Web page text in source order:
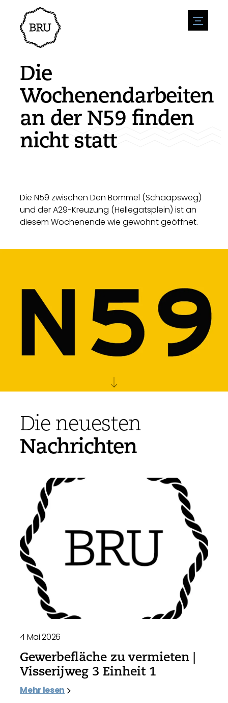
menu
Veranstaltungskalender
Veranstaltung anmelden
Übernachtung
Geschäfte
Natur & wasser
Sport
Sehenswürdigkeiten
Geschichte
Zugänglichkeit
Parken
Wohnumfeld
Um zu unternehmen
Stellenangebote
Stellenangebote veröffentlichen
Unternehmen
Nachrichtenübersicht
Neuigkeiten einreichen
Die
Wochenendarbeiten
an der N59 finden
nicht statt
Die N59 zwischen Den Bommel (Schaapsweg)
und der A29-Kreuzung (Hellegatsplein) ist an
diesem Wochenende wie gewohnt geöffnet.
Die neuesten
Nachrichten
4 Mai 2026
Gewerbefläche zu vermieten |
Visserijweg 3 Einheit 1
Mehr lesen